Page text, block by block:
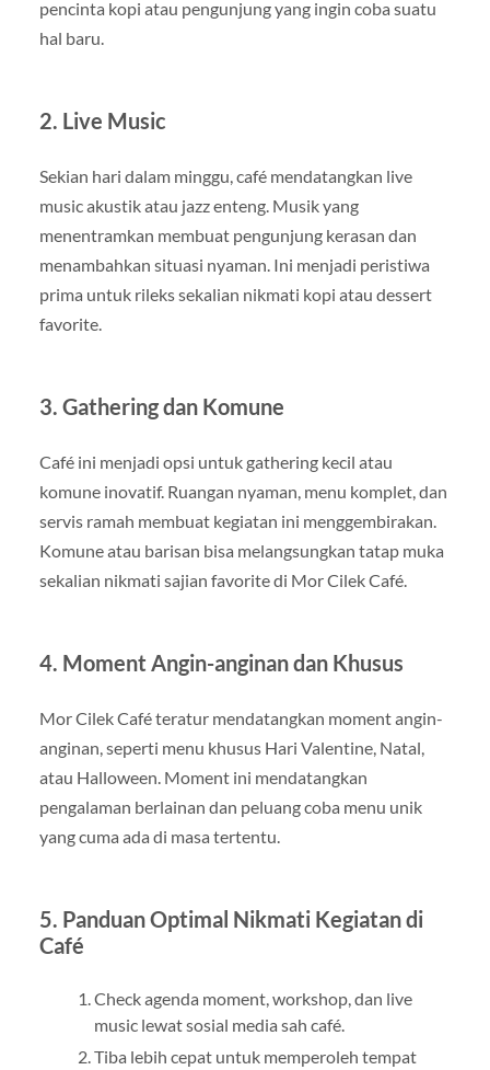
pencinta kopi atau pengunjung yang ingin coba suatu
hal baru.
2. Live Music
Sekian hari dalam minggu, café mendatangkan live
music akustik atau jazz enteng. Musik yang
menentramkan membuat pengunjung kerasan dan
menambahkan situasi nyaman. Ini menjadi peristiwa
prima untuk rileks sekalian nikmati kopi atau dessert
favorite.
3. Gathering dan Komune
Café ini menjadi opsi untuk gathering kecil atau
komune inovatif. Ruangan nyaman, menu komplet, dan
servis ramah membuat kegiatan ini menggembirakan.
Komune atau barisan bisa melangsungkan tatap muka
sekalian nikmati sajian favorite di Mor Cilek Café.
4. Moment Angin-anginan dan Khusus
Mor Cilek Café teratur mendatangkan moment angin-
anginan, seperti menu khusus Hari Valentine, Natal,
atau Halloween. Moment ini mendatangkan
pengalaman berlainan dan peluang coba menu unik
yang cuma ada di masa tertentu.
5. Panduan Optimal Nikmati Kegiatan di
Café
Check agenda moment, workshop, dan live
music lewat sosial media sah café.
Tiba lebih cepat untuk memperoleh tempat